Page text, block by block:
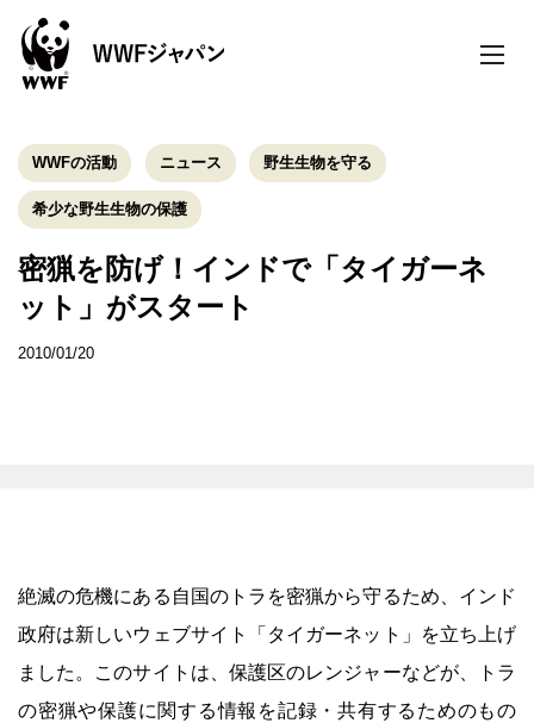
toggle
WWFの活動 ニュース 野生生物を守る
希少な野生生物の保護
密猟を防げ！インドで「タイガーネ
ット」がスタート
2010/01/20
絶滅の危機にある自国のトラを密猟から守るため、インド
政府は新しいウェブサイト「タイガーネット」を立ち上げ
ました。このサイトは、保護区のレンジャーなどが、トラ
の密猟や保護に関する情報を記録・共有するためのもの